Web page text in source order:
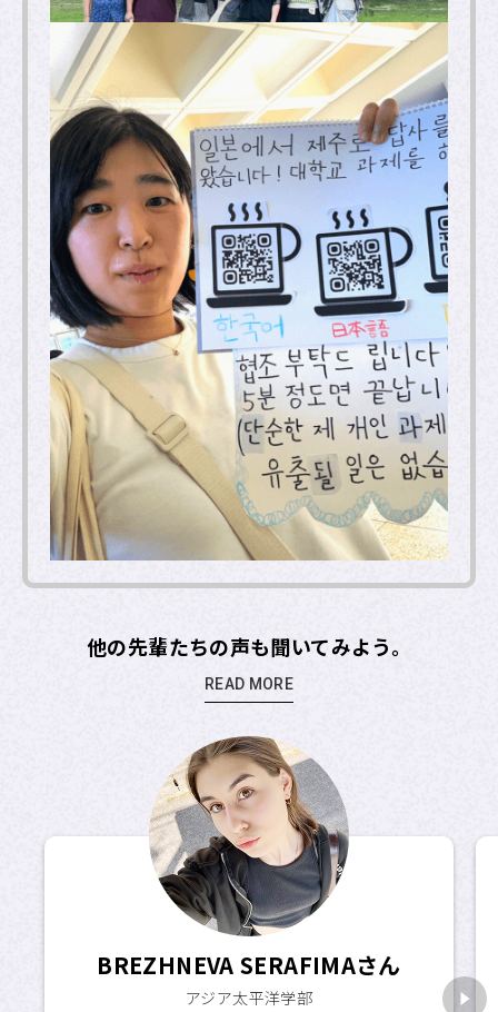
他の先輩たちの声も聞いてみよう。
READ MORE
BREZHNEVA SERAFIMAさん
アジア太平洋学部